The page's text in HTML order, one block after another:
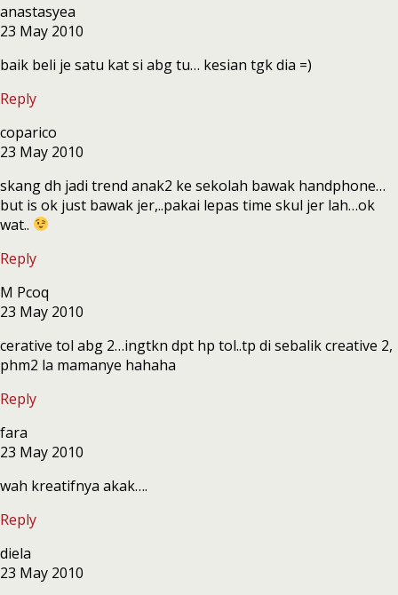
anastasyea
23 May 2010
baik beli je satu kat si abg tu… kesian tgk dia =)
Reply
coparico
23 May 2010
skang dh jadi trend anak2 ke sekolah bawak handphone…
but is ok just bawak jer,..pakai lepas time skul jer lah…ok
wat..
Reply
M Pcoq
23 May 2010
cerative tol abg 2…ingtkn dpt hp tol..tp di sebalik creative 2,
phm2 la mamanye hahaha
Reply
fara
23 May 2010
wah kreatifnya akak….
Reply
diela
23 May 2010